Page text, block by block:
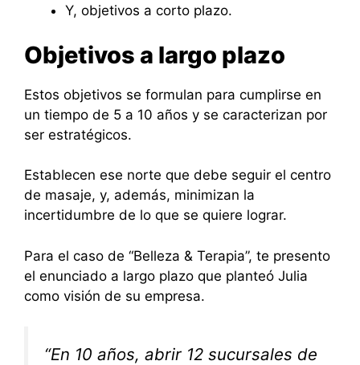
Y, objetivos a corto plazo.
Objetivos a largo plazo
Estos objetivos se formulan para cumplirse en
un tiempo de 5 a 10 años y se caracterizan por
ser estratégicos.
Establecen ese norte que debe seguir el centro
de masaje, y, además, minimizan la
incertidumbre de lo que se quiere lograr.
Para el caso de “Belleza & Terapia”, te presento
el enunciado a largo plazo que planteó Julia
como visión de su empresa.
“En 10 años, abrir 12 sucursales de